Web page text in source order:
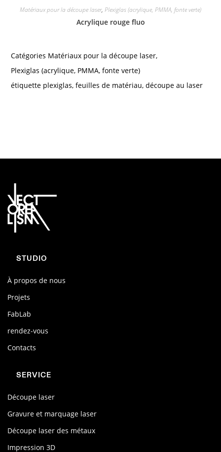
Matériaux pour la découpe laser, Plexiglas (acrylique, PMMA, fonte verte)
Acrylique rouge fluo
Catégories Matériaux pour la découpe laser,
Plexiglas (acrylique, PMMA, fonte verte)
étiquette plexiglas,feuilles de matériau,découpe au laser
STUDIO
À propos de nous
Projets
FabLab
rendez-vous
Contacts
SERVICE
Découpe laser
Gravure et marquage laser
Découpe laser des métaux
Impression 3D